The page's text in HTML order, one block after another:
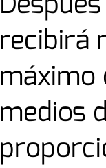
recibirá
máximo
medios